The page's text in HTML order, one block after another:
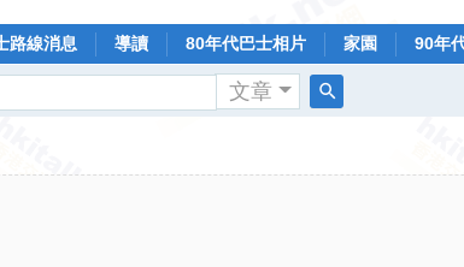
路線消息 導讀 80年代巴士相片 家園 90年
文章